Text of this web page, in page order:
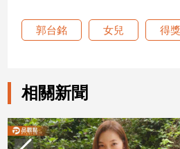
灣
娛
樂
郭台銘 女兒 得獎
相關新聞